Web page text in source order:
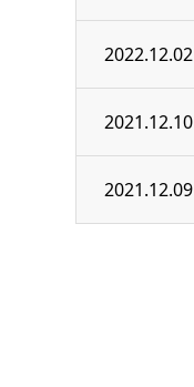
2022.12.02
2021.12.10
2021.12.09